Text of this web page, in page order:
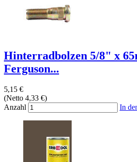
Hinterradbolzen 5/8" x
Ferguson...
5,15 €
(Netto 4,33 €)
Anzahl
In